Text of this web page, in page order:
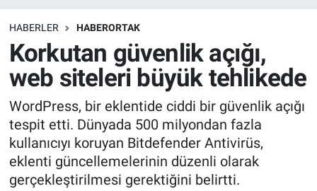
HABERLER HABERORTAK
Korkutan güvenlik açığı,
web siteleri büyük tehlikede
WordPress, bir eklentide ciddi bir güvenlik açığı
tespit etti. Dünyada 500 milyondan fazla
kullanıcıyı koruyan Bitdefender Antivirüs,
eklenti güncellemelerinin düzenli olarak
gerçekleştirilmesi gerektiğini belirtti.
İnşaat ve Malzeme
HaberOrtak
EndüstriST
Enerjisini Üreten Fabrikalar